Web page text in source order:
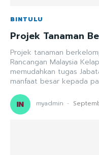
BINTULU
Projek Tanaman
Projek tanaman
Rancangan Malaysia
memudahkan tugas
myadmin -